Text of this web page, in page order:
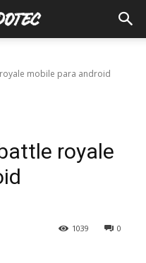
mobile para android
royale
0
1039